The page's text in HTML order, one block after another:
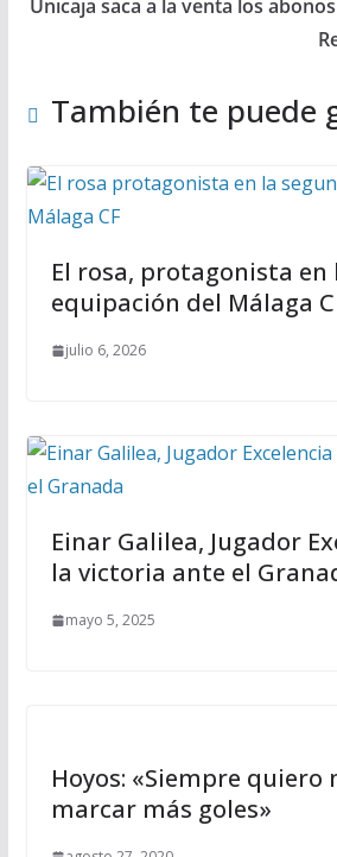
Unicaja saca a la venta los
También te puede
El rosa, protagonista en
equipación del Málaga
julio 6, 2026
Einar Galilea, Jugador
la victoria ante el
mayo 5, 2025
Hoyos: «Siempre quiero
marcar más goles»